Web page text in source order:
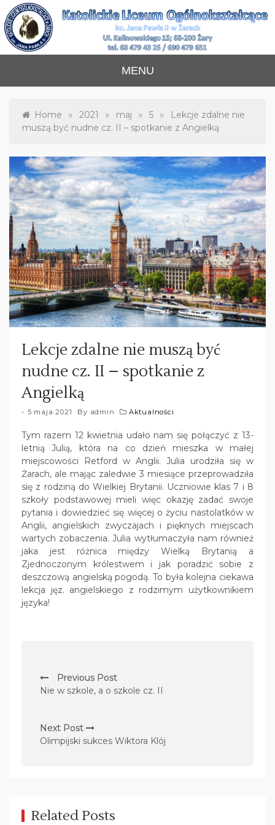
Skip
to
content
Katolickie Liceum
Ogólnokształcące
MENU
Home » 2021 » maj » 5 »
Lekcje zdalne nie
muszą być nudne cz. II – spotkanie z Angielką
Lekcje zdalne nie muszą być
nudne cz. II – spotkanie z
Angielką
5 maja 2021 By admin Aktualności
Tym razem 12 kwietnia udało nam się połączyć z 13-
letnią Julią, która na co dzień mieszka w małej
miejscowości Retford w Anglii. Julia urodziła się w
Żarach, ale mając zaledwie 3 miesiące przeprowadziła
się z rodziną do Wielkiej Brytanii. Uczniowie klas 7 i 8
szkoły podstawowej mieli więc okazję zadać swoje
pytania i dowiedzieć się więcej o życiu nastolatków w
Anglii, angielskich zwyczajach i pięknych miejscach
wartych zobaczenia. Julia wytłumaczyła nam również
jaka jest różnica między Wielką Brytanią a
Zjednoczonym królestwem i jak poradzić sobie z
deszczową angielską pogodą. To była kolejna ciekawa
lekcja jęz. angielskiego z rodzimym użytkownikiem
języka!
a
i
g
a
Previous Post
Nie w szkole, a o szkole cz. II
Next Post
Olimpijski sukces Wiktora Klój
Related Posts